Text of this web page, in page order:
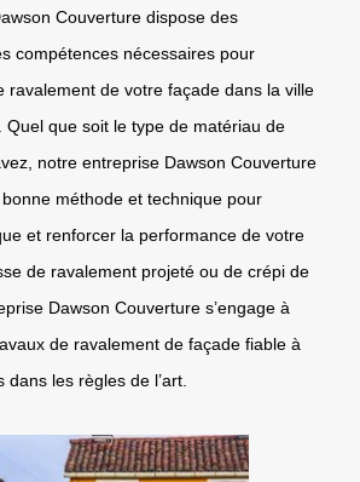
Couverture dispose des
compétences nécessaires pour
ravalement de votre façade dans la ville
Quel que soit le type de matériau de
notre entreprise Dawson Couverture
méthode et technique pour
et renforcer la performance de votre
de ravalement projeté ou de crépi de
Dawson Couverture s’engage à
de ravalement de façade fiable à
les règles de l’art.